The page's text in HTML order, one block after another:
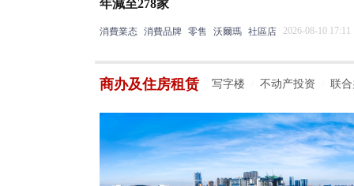
年減至278家
消費業态 消費品牌 零售 沃爾瑪 社區店 2026-08-10 17:11
商办及住房租赁 写字楼 不动产投资 联